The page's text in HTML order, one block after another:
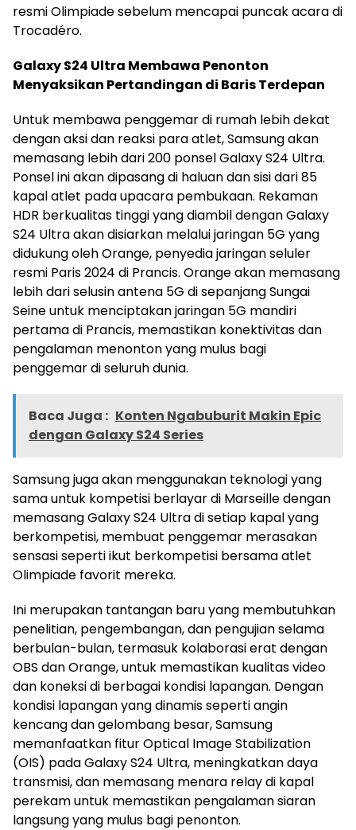
resmi Olimpiade sebelum mencapai puncak acara di
Trocadéro.
Galaxy S24 Ultra Membawa Penonton
Menyaksikan Pertandingan di Baris Terdepan
Untuk membawa penggemar di rumah lebih dekat
dengan aksi dan reaksi para atlet, Samsung akan
memasang lebih dari 200 ponsel Galaxy S24 Ultra.
Ponsel ini akan dipasang di haluan dan sisi dari 85
kapal atlet pada upacara pembukaan. Rekaman
HDR berkualitas tinggi yang diambil dengan Galaxy
S24 Ultra akan disiarkan melalui jaringan 5G yang
didukung oleh Orange, penyedia jaringan seluler
resmi Paris 2024 di Prancis. Orange akan memasang
lebih dari selusin antena 5G di sepanjang Sungai
Seine untuk menciptakan jaringan 5G mandiri
pertama di Prancis, memastikan konektivitas dan
pengalaman menonton yang mulus bagi
penggemar di seluruh dunia.
Baca Juga : Konten Ngabuburit Makin Epic
dengan Galaxy S24 Series
Samsung juga akan menggunakan teknologi yang
sama untuk kompetisi berlayar di Marseille dengan
memasang Galaxy S24 Ultra di setiap kapal yang
berkompetisi, membuat penggemar merasakan
sensasi seperti ikut berkompetisi bersama atlet
Olimpiade favorit mereka.
Ini merupakan tantangan baru yang membutuhkan
penelitian, pengembangan, dan pengujian selama
berbulan-bulan, termasuk kolaborasi erat dengan
OBS dan Orange, untuk memastikan kualitas video
dan koneksi di berbagai kondisi lapangan. Dengan
kondisi lapangan yang dinamis seperti angin
kencang dan gelombang besar, Samsung
memanfaatkan fitur Optical Image Stabilization
(OIS) pada Galaxy S24 Ultra, meningkatkan daya
transmisi, dan memasang menara relay di kapal
perekam untuk memastikan pengalaman siaran
langsung yang mulus bagi penonton.